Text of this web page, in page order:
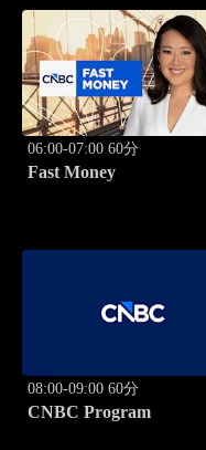
06:00-07:00 60分
Fast Money
08:00-09:00 60分
CNBC Program